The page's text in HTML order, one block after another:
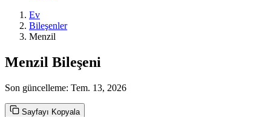
Ev
Bileşenler
Menzil
Menzil Bileşeni
Son güncelleme: Tem. 13, 2026
Sayfayı Kopyala